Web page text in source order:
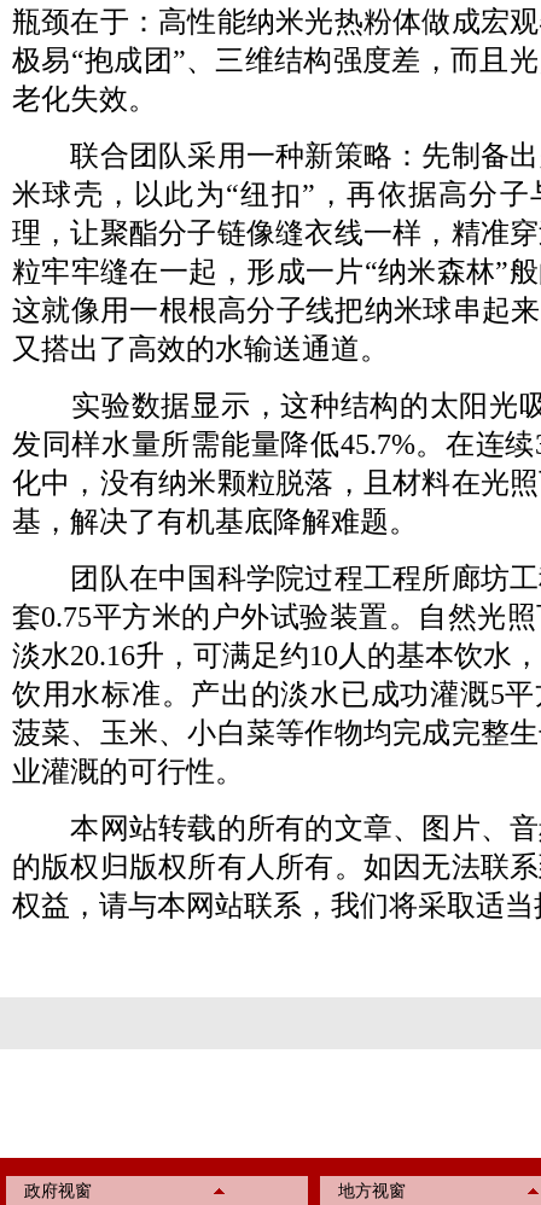
瓶颈在于：高性能纳米光热粉体做成宏
极易“抱成团”、三维结构强度差，而且
老化失效。
联合团队采用一种新策略：先制备出
米球壳，以此为“纽扣”，再依据高分
理，让聚酯分子链像缝衣线一样，精准
粒牢牢缝在一起，形成一片“纳米森林”
这就像用一根根高分子线把纳米球串起
又搭出了高效的水输送通道。
实验数据显示，这种结构的太阳光吸
发同样水量所需能量降低45.7%。在连
化中，没有纳米颗粒脱落，且材料在光
基，解决了有机基底降解难题。
团队在中国科学院过程工程所廊坊工
套0.75平方米的户外试验装置。自然光
淡水20.16升，可满足约10人的基本饮水
饮用水标准。产出的淡水已成功灌溉5
菠菜、玉米、小白菜等作物均完成完整
业灌溉的可行性。
本网站转载的所有的文章、图片、
的版权归版权所有人所有。如因无法联
权益，请与本网站联系，我们将采取适
政府视窗 地方视窗